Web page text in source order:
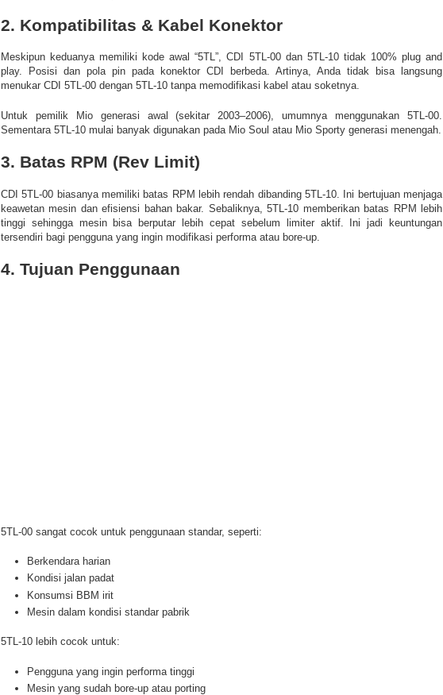
2. Kompatibilitas & Kabel Konektor
Meskipun keduanya memiliki kode awal “5TL”, CDI 5TL-00 dan 5TL-10 tidak 100% plug and
play. Posisi dan pola pin pada konektor CDI berbeda. Artinya, Anda tidak bisa langsung
menukar CDI 5TL-00 dengan 5TL-10 tanpa memodifikasi kabel atau soketnya.
Untuk pemilik Mio generasi awal (sekitar 2003–2006), umumnya menggunakan 5TL-00.
Sementara 5TL-10 mulai banyak digunakan pada Mio Soul atau Mio Sporty generasi menengah.
3. Batas RPM (Rev Limit)
CDI 5TL-00 biasanya memiliki batas RPM lebih rendah dibanding 5TL-10. Ini bertujuan menjaga
keawetan mesin dan efisiensi bahan bakar. Sebaliknya, 5TL-10 memberikan batas RPM lebih
tinggi sehingga mesin bisa berputar lebih cepat sebelum limiter aktif. Ini jadi keuntungan
tersendiri bagi pengguna yang ingin modifikasi performa atau bore-up.
4. Tujuan Penggunaan
5TL-00 sangat cocok untuk penggunaan standar, seperti:
Berkendara harian
Kondisi jalan padat
Konsumsi BBM irit
Mesin dalam kondisi standar pabrik
5TL-10 lebih cocok untuk:
Pengguna yang ingin performa tinggi
Mesin yang sudah bore-up atau porting